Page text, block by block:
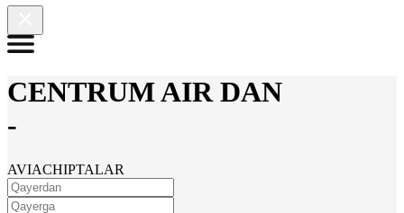
CENTRUM AIR DAN
-
AVIACHIPTALAR